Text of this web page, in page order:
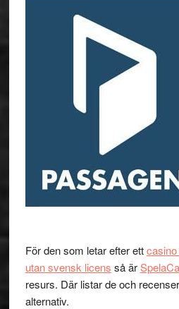
För den som letar efter ett
utan svensk licens så är
resurs. Där listar de och
alternativ.